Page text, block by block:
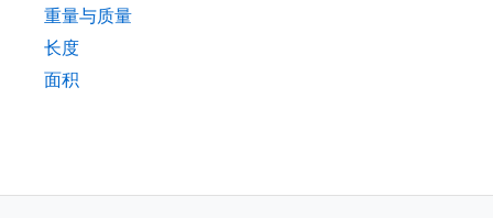
重量与质量
长度
面积